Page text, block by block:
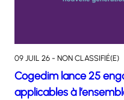
09 JUIL 26 - NON CLASSIFIÉ(E)
Cogedim lance 25
applicables à